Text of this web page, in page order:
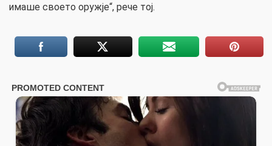
имаше своето оружје“, рече тој.